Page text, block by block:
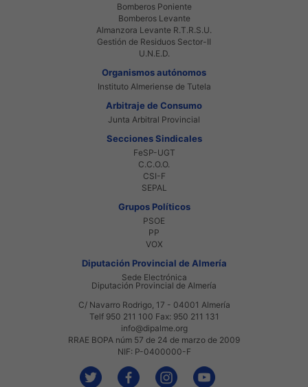
Bomberos Poniente
Bomberos Levante
Almanzora Levante R.T.R.S.U.
Gestión de Residuos Sector-II
U.N.E.D.
Organismos autónomos
Instituto Almeriense de Tutela
Arbitraje de Consumo
Junta Arbitral Provincial
Secciones Sindicales
FeSP-UGT
C.C.O.O.
CSI-F
SEPAL
Grupos Políticos
PSOE
PP
VOX
Diputación Provincial de Almería
Sede Electrónica
Diputación Provincial de Almería
C/ Navarro Rodrigo, 17 - 04001 Almería
Telf 950 211 100 Fax: 950 211 131
info@dipalme.org
RRAE BOPA núm 57 de 24 de marzo de 2009
NIF: P-0400000-F